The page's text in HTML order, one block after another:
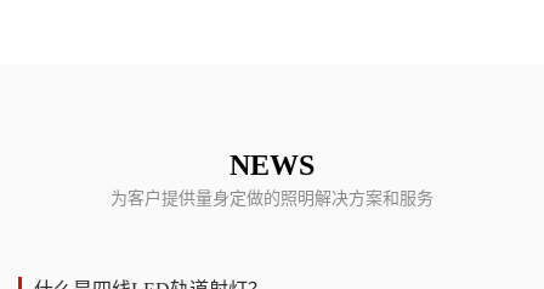
NEWS
为客户提供量身定做的照明解决方案和服务